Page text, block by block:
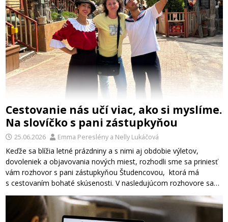
Cestovanie nás učí viac, ako si myslíme.
Na slovíčko s pani zástupkyňou
25.06.2026 Emma Pereslénya Nelly Lukáčová
Keďže sa blížia letné prázdniny a s nimi aj obdobie výletov,
dovoleniek a objavovania nových miest, rozhodli sme sa priniesť
vám rozhovor s pani zástupkyňou Študencovou, ktorá má
s cestovaním bohaté skúsenosti. V nasledujúcom rozhovore sa…